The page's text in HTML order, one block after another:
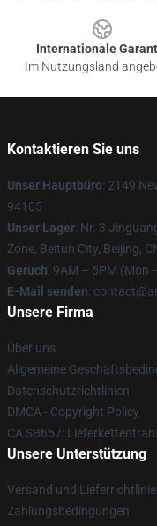
Internationale
Im Nutzungsland
Kontaktieren Sie uns
Unser Hauptbüro: 2149
94105
Unser Lager: Nr. 3
Zone, Beitun City, Beijing,
Geruch: 9AM – 5PM (Mon
E-Mail senden:
Unsere Firma
Über uns
Allgemeine
Datenschutzrichtlinien
DMCA - Copyright Policy
CA SB657:
Unsere Unterstützung
Versand und
Zahlungsbedingungen